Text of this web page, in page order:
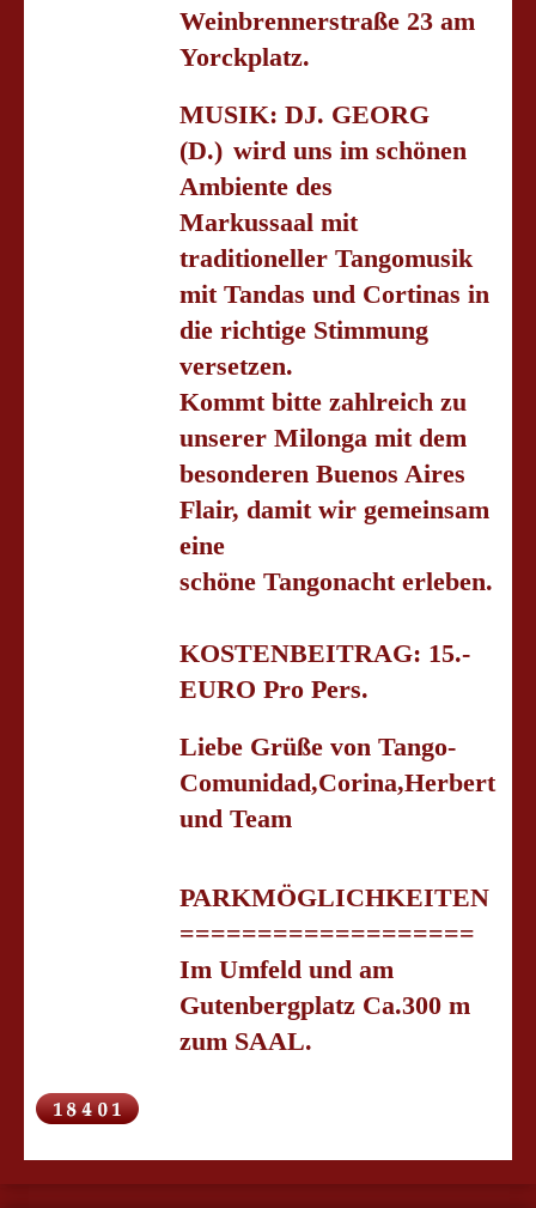
Weinbrennerstraße 23 am
Yorckplatz.
MUSIK: DJ. GEORG
(D.) wird uns im schönen
Ambiente des
Markussaal mit
traditioneller Tangomusik
mit Tandas und Cortinas in
die richtige Stimmung
versetzen.
Kommt bitte zahlreich zu
unserer Milonga mit dem
besonderen Buenos Aires
Flair, damit wir gemeinsam
eine
schöne Tangonacht erleben.
KOSTENBEITRAG: 15.-
EURO Pro Pers.
Liebe Grüße von Tango-
Comunidad,Corina,Herbert
und Team
PARKMÖGLICHKEITEN
===================
Im Umfeld und am
Gutenbergplatz Ca.300 m
zum SAAL.